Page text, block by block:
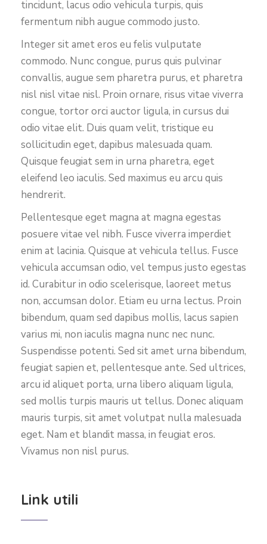
tincidunt, lacus odio vehicula turpis, quis
fermentum nibh augue commodo justo.
Integer sit amet eros eu felis vulputate
commodo. Nunc congue, purus quis pulvinar
convallis, augue sem pharetra purus, et pharetra
nisl nisl vitae nisl. Proin ornare, risus vitae viverra
congue, tortor orci auctor ligula, in cursus dui
odio vitae elit. Duis quam velit, tristique eu
sollicitudin eget, dapibus malesuada quam.
Quisque feugiat sem in urna pharetra, eget
eleifend leo iaculis. Sed maximus eu arcu quis
hendrerit.
Pellentesque eget magna at magna egestas
posuere vitae vel nibh. Fusce viverra imperdiet
enim at lacinia. Quisque at vehicula tellus. Fusce
vehicula accumsan odio, vel tempus justo egestas
id. Curabitur in odio scelerisque, laoreet metus
non, accumsan dolor. Etiam eu urna lectus. Proin
bibendum, quam sed dapibus mollis, lacus sapien
varius mi, non iaculis magna nunc nec nunc.
Suspendisse potenti. Sed sit amet urna bibendum,
feugiat sapien et, pellentesque ante. Sed ultrices,
arcu id aliquet porta, urna libero aliquam ligula,
sed mollis turpis mauris ut tellus. Donec aliquam
mauris turpis, sit amet volutpat nulla malesuada
eget. Nam et blandit massa, in feugiat eros.
Vivamus non nisl purus.
Link utili